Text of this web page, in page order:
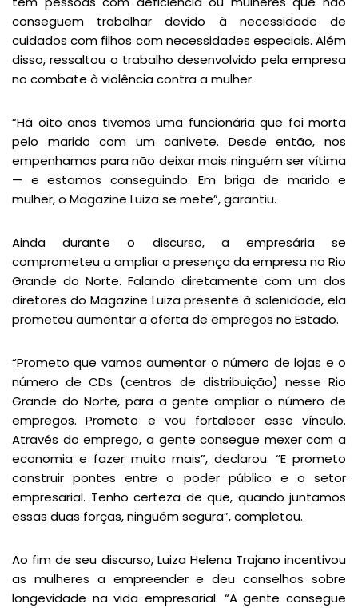
conseguem trabalhar devido à necessidade de
cuidados com filhos com necessidades especiais. Além
disso, ressaltou o trabalho desenvolvido pela empresa
no combate à violência contra a mulher.
“Há oito anos tivemos uma funcionária que foi morta
pelo marido com um canivete. Desde então, nos
empenhamos para não deixar mais ninguém ser vítima
— e estamos conseguindo. Em briga de marido e
mulher, o Magazine Luiza se mete”, garantiu.
Ainda durante o discurso, a empresária se
comprometeu a ampliar a presença da empresa no Rio
Grande do Norte. Falando diretamente com um dos
diretores do Magazine Luiza presente à solenidade, ela
prometeu aumentar a oferta de empregos no Estado.
“Prometo que vamos aumentar o número de lojas e o
número de CDs (centros de distribuição) nesse Rio
Grande do Norte, para a gente ampliar o número de
empregos. Prometo e vou fortalecer esse vínculo.
Através do emprego, a gente consegue mexer com a
economia e fazer muito mais”, declarou. “E prometo
construir pontes entre o poder público e o setor
empresarial. Tenho certeza de que, quando juntamos
essas duas forças, ninguém segura”, completou.
Ao fim de seu discurso, Luiza Helena Trajano incentivou
as mulheres a empreender e deu conselhos sobre
longevidade na vida empresarial. “A gente consegue